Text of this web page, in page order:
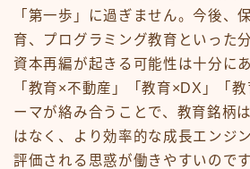
「第一歩」に過ぎません。今後、
育、プログラミング教育といった
資本再編が起きる可能性は十分に
「教育×不動産」「教育×DX」「
ーマが絡み合うことで、教育銘柄
はなく、より効率的な成長エンジ
評価される思惑が働きやすいので